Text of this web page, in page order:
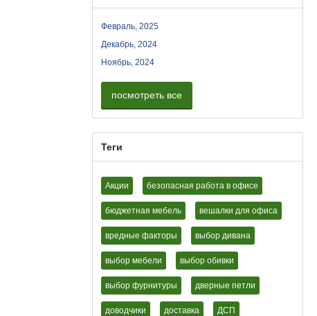
Февраль, 2025
Декабрь, 2024
Ноябрь, 2024
посмотреть все
Теги
Акции безопасная работа в офисе
бюджетная мебель вешалки для офиса
вредные факторы выбор дивана
выбор мебели выбор обивки
выбор фурнитуры дверные петли
доводчики доставка ДСП